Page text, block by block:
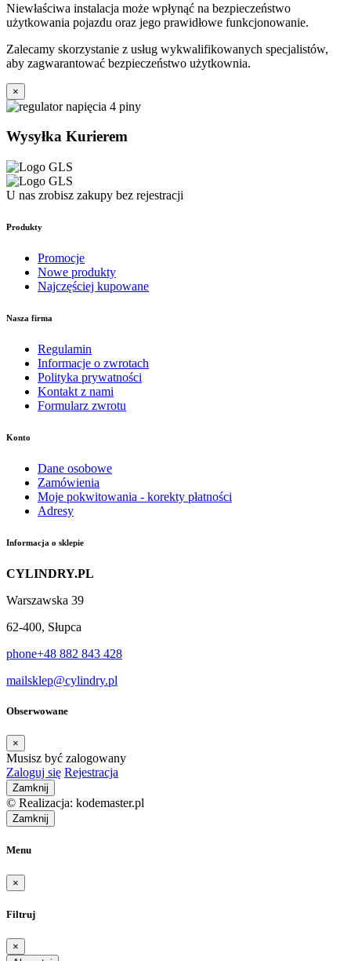
Niewłaściwa instalacja może wpłynąć na bezpieczeństwo
użytkowania pojazdu oraz jego prawidłowe funkcjonowanie.
Zalecamy skorzystanie z usług wykwalifikowanych specjalistów,
aby zagwarantować bezpieczeństwo użytkownia.
×
Wysyłka Kurierem
U nas zrobisz zakupy bez rejestracji
Produkty
Promocje
Nowe produkty
Najczęściej kupowane
Nasza firma
Regulamin
Informacje o zwrotach
Polityka prywatności
Kontakt z nami
Formularz zwrotu
Konto
Dane osobowe
Zamówienia
Moje pokwitowania - korekty płatności
Adresy
Informacja o sklepie
CYLINDRY.PL
Warszawska 39
62-400, Słupca
phone+48 882 843 428
mailsklep@cylindry.pl
Obserwowane
×
Musisz być zalogowany
Zaloguj się Rejestracja
Zamknij
© Realizacja: kodemaster.pl
Zamknij
Menu
×
Filtruj
×